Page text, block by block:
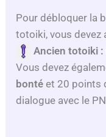
Pour débloquer la
totoiki, vous devez
Ancien totoiki :
Vous devez
bonté et 20 points
dialogue avec le